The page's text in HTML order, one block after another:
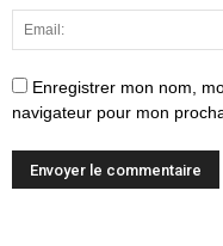
Enregistrer mon nom,
navigateur pour mon